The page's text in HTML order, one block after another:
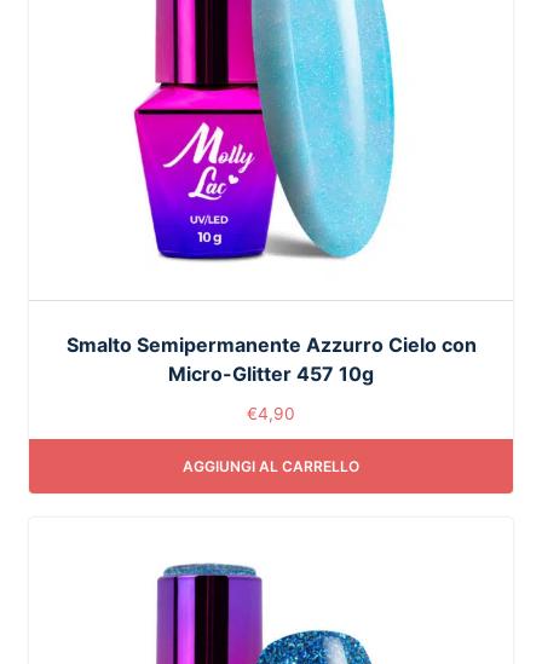
Smalto Semipermanente Azzurro Cielo con
Micro-Glitter 457 10g
€4,90
AGGIUNGI AL CARRELLO